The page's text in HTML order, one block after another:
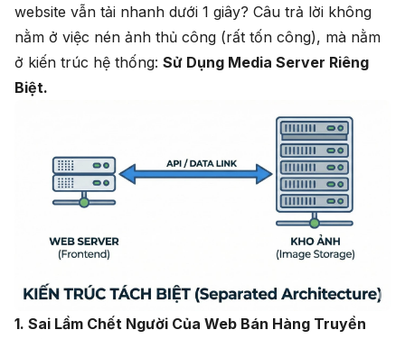
website vẫn tải nhanh dưới 1 giây? Câu trả lời không
nằm ở việc nén ảnh thủ công (rất tốn công), mà nằm
ở kiến trúc hệ thống: Sử Dụng Media Server Riêng
Biệt.
1. Sai Lầm Chết Người Của Web Bán Hàng Truyền